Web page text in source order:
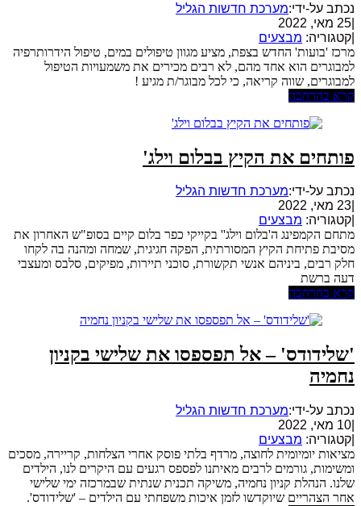
נכתב על-ידי:מערכת חדשות הגליל
25 מאי, 2022
קטגוריה: מבצעים
מרכז 'בועות' החדש בצפת, מציע מגוון טיפולים במים, טיפול הידרותרפיה
למבוגרים הוא אחד מהם, לא רבים מכירים את משמעויות הטיפול
למבוגרים, שווה קריאה, כי לכל מבוגר/ת מגיע !
קרא בהרחבה
פותחים את הקיץ בבלום וילג'
נכתב על-ידי:מערכת חדשות הגליל
23 מאי, 2022
קטגוריה: מבצעים
מתחם הקמפינג ה'בלום וילג'' בקייקי כפר בלום קיים בסופ"ש האחרון את
מסיבת פתיחת הקיץ המסורתית, הפקה חגיגית, שמחה ומהנה בה לקחו
חלק רבים, ביניהם אנשי תקשורת, סוכני תיירות, מפיקים, סלבס ומעצבי
דעה ברשת
קרא בהרחבה
'שלידודס' – אל תפספסו את שלישי בקניון
נחמיה
נכתב על-ידי:מערכת חדשות הגליל
10 מאי, 2022
קטגוריה: מבצעים
מציאות יומיומית לחוצה, מרדף בלתי פוסק אחרי הצלחות, קריירה, מסכים
ומשימות, גורמים לרבים מאיתנו לפספס רגעים עם היקרים לנו, הילדים
שלנו. הנהלת קניון נחמיה, משיקה תכנית שנתית שבמרכזה ימי שלישי
אחר הצהריים שיוקדשו לזמן איכות משפחתי עם הילדים – 'שלידודס'.